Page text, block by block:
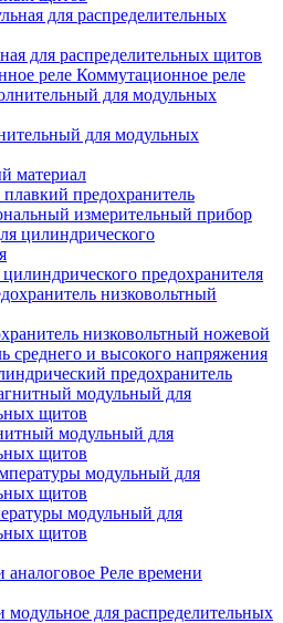
для распределительных щитов
Коммутационное реле
для модульных
материал
предохранитель
измерительный прибор
предохранителя
низковольтный ножевой
среднего и высокого напряжения
предохранитель
модульный для
щитов
модульный для
щитов
Реле времени